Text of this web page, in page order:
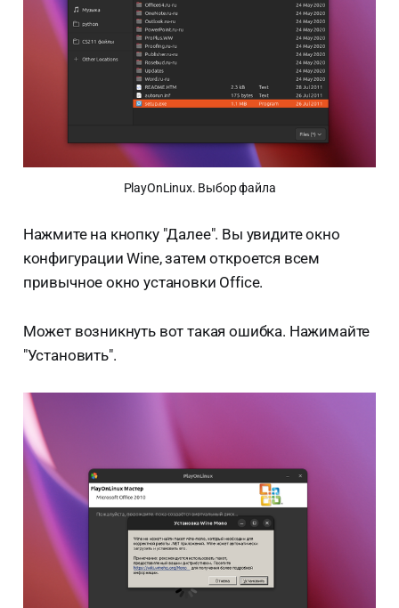
PlayOnLinux. Выбор файла
Нажмите на кнопку "Далее". Вы увидите окно
конфигурации Wine, затем откроется всем
привычное окно установки Office.
Может возникнуть вот такая ошибка. Нажимайте
"Установить".